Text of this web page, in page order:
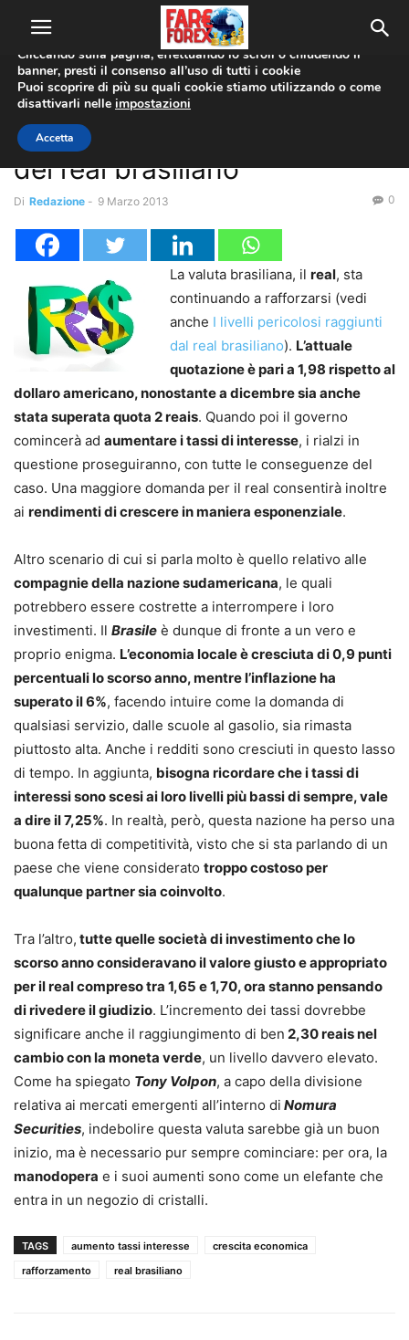
Home Mercati Emergenti
Mercati Emergenti
Il pericoloso rafforzamento
del real brasiliano
Di Redazione - 9 Marzo 2013 0
La valuta brasiliana, il real, sta
continuando a rafforzarsi (vedi
anche I livelli pericolosi raggiunti
dal real brasiliano). L’attuale
quotazione è pari a 1,98 rispetto al
dollaro americano, nonostante a dicembre sia anche
stata superata quota 2 reais. Quando poi il governo
comincerà ad aumentare i tassi di interesse, i rialzi in
questione proseguiranno, con tutte le conseguenze del
caso. Una maggiore domanda per il real consentirà inoltre
ai rendimenti di crescere in maniera esponenziale.
Altro scenario di cui si parla molto è quello relativo alle
compagnie della nazione sudamericana, le quali
potrebbero essere costrette a interrompere i loro
investimenti. Il Brasile è dunque di fronte a un vero e
proprio enigma. L’economia locale è cresciuta di 0,9 punti
percentuali lo scorso anno, mentre l’inflazione ha
superato il 6%, facendo intuire come la domanda di
qualsiasi servizio, dalle scuole al gasolio, sia rimasta
piuttosto alta. Anche i redditi sono cresciuti in questo lasso
di tempo. In aggiunta, bisogna ricordare che i tassi di
interessi sono scesi ai loro livelli più bassi di sempre, vale
a dire il 7,25%. In realtà, però, questa nazione ha perso una
buona fetta di competitività, visto che si sta parlando di un
paese che viene considerato troppo costoso per
qualunque partner sia coinvolto.
Tra l’altro, tutte quelle società di investimento che lo
scorso anno consideravano il valore giusto e appropriato
per il real compreso tra 1,65 e 1,70, ora stanno pensando
di rivedere il giudizio. L’incremento dei tassi dovrebbe
significare anche il raggiungimento di ben 2,30 reais nel
cambio con la moneta verde, un livello davvero elevato.
Come ha spiegato Tony Volpon, a capo della divisione
relativa ai mercati emergenti all’interno di Nomura
Securities, indebolire questa valuta sarebbe già un buon
inizio, ma è necessario pur sempre cominciare: per ora, la
manodopera e i suoi aumenti sono come un elefante che
entra in un negozio di cristalli.
TAGS aumento tassi interesse
crescita economica
rafforzamento
real brasiliano
Utilizziamo i cookie per offrirti la migliore esperienza sul nostro
sito web.
Cliccando sulla pagina, effettuando lo scroll o chiudendo il
banner, presti il consenso all’uso di tutti i cookie
Puoi scoprire di più su quali cookie stiamo utilizzando o come
disattivarli nelle impostazioni
Accetta